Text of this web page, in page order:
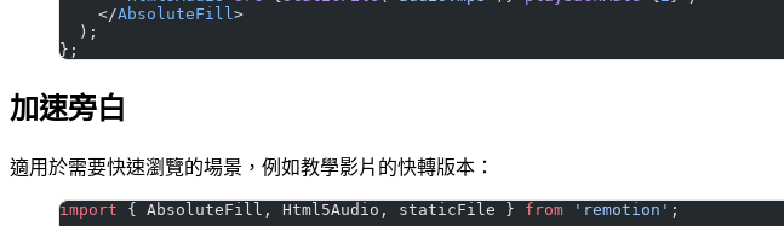
    </
AbsoluteFill>
  );
};
加速旁白
適用於需要快速瀏覽的場景，例如教學影片的快轉版本：
import { AbsoluteFill, Html5Audio, staticFile } from 'remotion' ;